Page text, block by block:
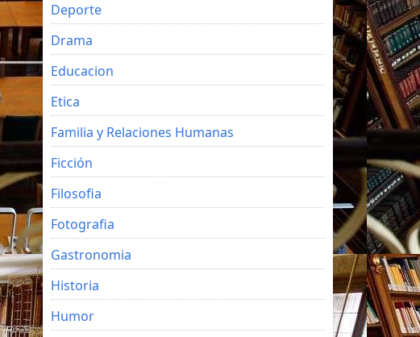
Deporte
Drama
Educacion
Etica
Familia y Relaciones Humanas
Ficción
Filosofia
Fotografia
Gastronomia
Historia
Humor